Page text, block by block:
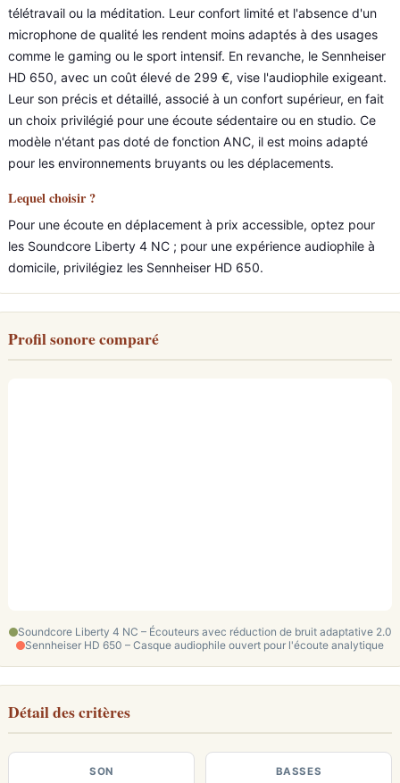
télétravail ou la méditation. Leur confort limité et l'absence d'un
microphone de qualité les rendent moins adaptés à des usages
comme le gaming ou le sport intensif. En revanche, le Sennheiser
HD 650, avec un coût élevé de 299 €, vise l'audiophile exigeant.
Leur son précis et détaillé, associé à un confort supérieur, en fait
un choix privilégié pour une écoute sédentaire ou en studio. Ce
modèle n'étant pas doté de fonction ANC, il est moins adapté
pour les environnements bruyants ou les déplacements.
Lequel choisir ?
Pour une écoute en déplacement à prix accessible, optez pour
les Soundcore Liberty 4 NC ; pour une expérience audiophile à
domicile, privilégiez les Sennheiser HD 650.
Profil sonore comparé
Soundcore Liberty 4 NC – Écouteurs avec réduction de bruit adaptative 2.0
Sennheiser HD 650 – Casque audiophile ouvert pour l'écoute analytique
Détail des critères
SON BASSES